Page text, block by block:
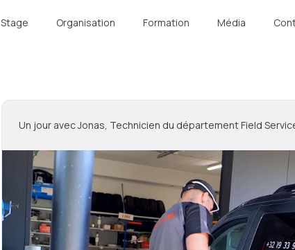
Stage Organisation Formation Média
Un jour avec Jonas, Technicien du département Field